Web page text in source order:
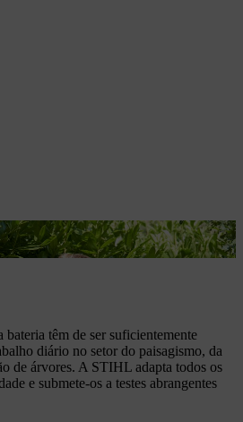
são robustas e potentes.
bateria têm de ser suficientemente
diário no setor do paisagismo, da
de árvores. A STIHL adapta todos os
e submete-os a testes abrangentes